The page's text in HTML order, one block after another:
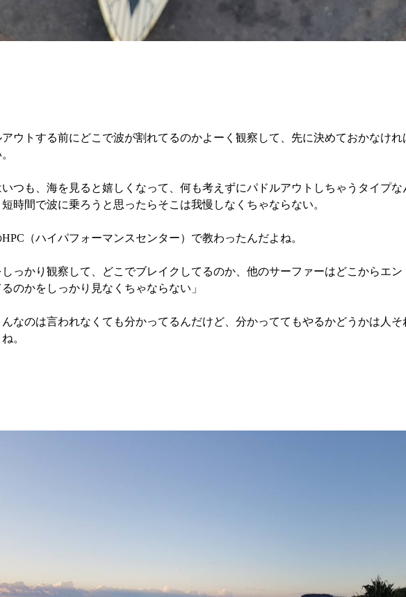
ウトする前にどこで波が割れてるのかよーく観察して、先に決めておかなけれ
つも、海を見ると嬉しくなって、何も考えずにパドルアウトしちゃうタイプな
時間で波に乗ろうと思ったらそこは我慢しなくちゃならない。
（ハイパフォーマンスセンター）で教わったんだよね。
しっかり観察して、どこでブレイクしてるのか、他のサーファーはどこからエン
のかをしっかり見なくちゃならない」
んなのは言われなくても分かってるんだけど、分かっててもやるかどうかは人そ
。